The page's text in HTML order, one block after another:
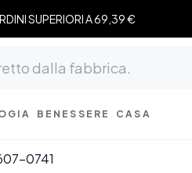
SUPERIORI A 69,39 €
BENESSERE CASA
0741